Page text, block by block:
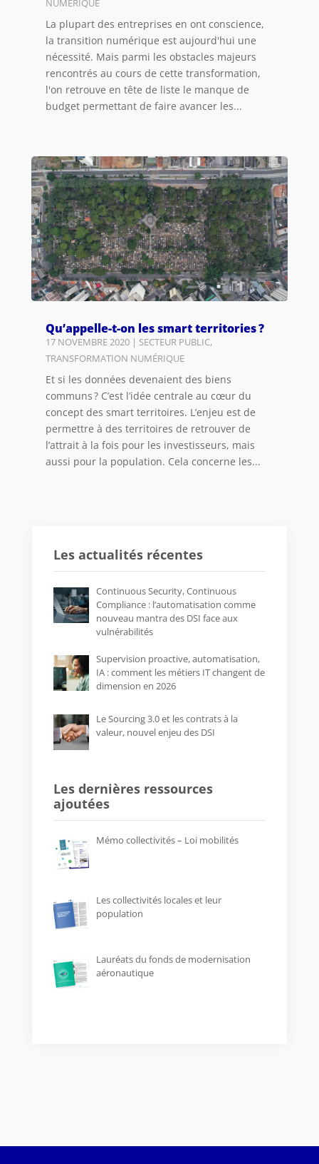
NUMÉRIQUE
La plupart des entreprises en ont conscience,
la transition numérique est aujourd'hui une
nécessité. Mais parmi les obstacles majeurs
rencontrés au cours de cette transformation,
l'on retrouve en tête de liste le manque de
budget permettant de faire avancer les...
Qu’appelle-t-on les smart territories ?
17 NOVEMBRE 2020| SECTEUR PUBLIC,
TRANSFORMATION NUMÉRIQUE
Et si les données devenaient des biens
communs ? C’est l’idée centrale au cœur du
concept des smart territoires. L’enjeu est de
permettre à des territoires de retrouver de
l’attrait à la fois pour les investisseurs, mais
aussi pour la population. Cela concerne les...
Les actualités récentes
Continuous Security, Continuous
Compliance : l’automatisation comme
nouveau mantra des DSI face aux
vulnérabilités
Supervision proactive, automatisation,
IA : comment les métiers IT changent de
dimension en 2026
Le Sourcing 3.0 et les contrats à la
valeur, nouvel enjeu des DSI
Les dernières ressources
ajoutées
Mémo collectivités – Loi mobilités
Les collectivités locales et leur
population
Lauréats du fonds de modernisation
aéronautique